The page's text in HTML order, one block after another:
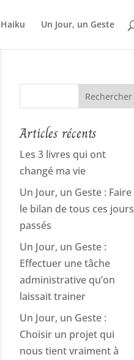
Haiku Un Jour, un Geste
Articles récents
Les 3 livres qui ont
changé ma vie
Un Jour, un Geste : Faire
le bilan de tous ces jours
passés
Un Jour, un Geste :
Effectuer une tâche
administrative qu’on
laissait trainer
Un Jour, un Geste :
Choisir un projet qui
nous tient vraiment à